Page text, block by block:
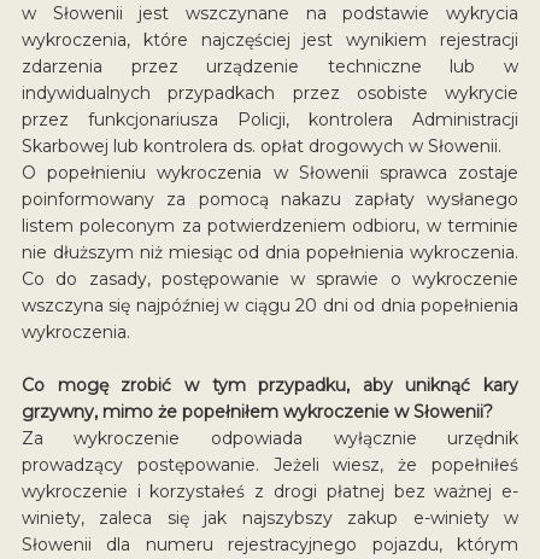
w Słowenii jest wszczynane na podstawie wykrycia
wykroczenia, które najczęściej jest wynikiem rejestracji
zdarzenia przez urządzenie techniczne lub w
indywidualnych przypadkach przez osobiste wykrycie
przez funkcjonariusza Policji, kontrolera Administracji
Skarbowej lub kontrolera ds. opłat drogowych w Słowenii.
O popełnieniu wykroczenia w Słowenii sprawca zostaje
poinformowany za pomocą nakazu zapłaty wysłanego
listem poleconym za potwierdzeniem odbioru, w terminie
nie dłuższym niż miesiąc od dnia popełnienia wykroczenia.
Co do zasady, postępowanie w sprawie o wykroczenie
wszczyna się najpóźniej w ciągu 20 dni od dnia popełnienia
wykroczenia.
Co mogę zrobić w tym przypadku, aby uniknąć kary
grzywny, mimo że popełniłem wykroczenie w Słowenii?
Za wykroczenie odpowiada wyłącznie urzędnik
prowadzący postępowanie. Jeżeli wiesz, że popełniłeś
wykroczenie i korzystałeś z drogi płatnej bez ważnej e-
winiety, zaleca się jak najszybszy zakup e-winiety w
Słowenii dla numeru rejestracyjnego pojazdu, którym